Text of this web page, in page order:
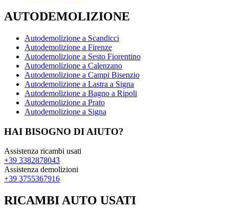
AUTODEMOLIZIONE
Autodemolizione a Scandicci
Autodemolizione a Firenze
Autodemolizione a Sesto Fiorentino
Autodemolizione a Calenzano
Autodemolizione a Campi Bisenzio
Autodemolizione a Lastra a Signa
Autodemolizione a Bagno a Ripoli
Autodemolizione a Prato
Autodemolizione a Signa
HAI BISOGNO DI AIUTO?
Assistenza ricambi usati
+39 3382878043
Assistenza demolizioni
+39 3755367916
RICAMBI AUTO USATI